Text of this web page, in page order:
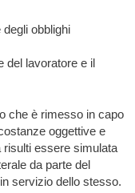
obblighi
del lavoratore e il
che è rimesso in capo
oggettive e
essere simulata
da parte del
servizio dello stesso.